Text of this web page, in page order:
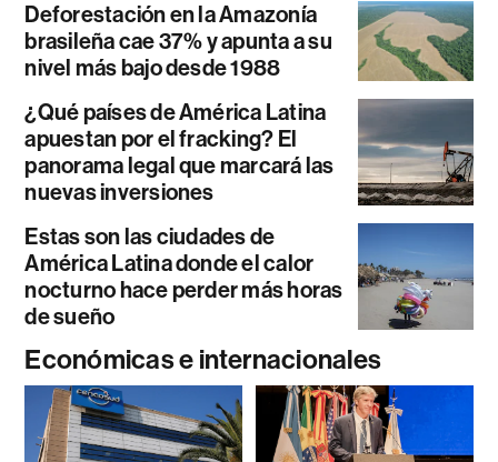
Deforestación en la Amazonía
brasileña cae 37% y apunta a su
nivel más bajo desde 1988
¿Qué países de América Latina
apuestan por el fracking? El
panorama legal que marcará las
nuevas inversiones
Estas son las ciudades de
América Latina donde el calor
nocturno hace perder más horas
de sueño
Económicas e internacionales